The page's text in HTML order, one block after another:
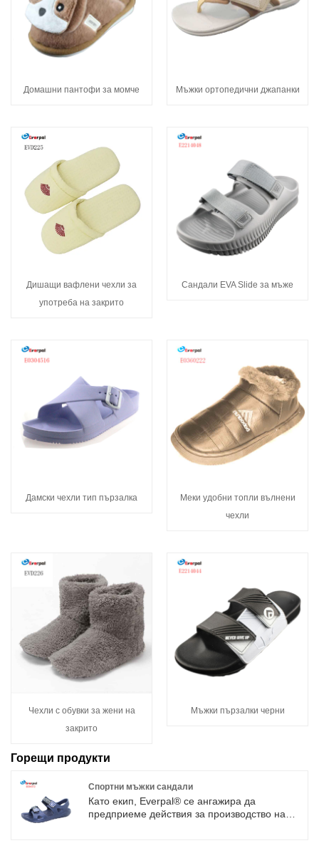
Домашни пантофи за момче Мъжки ортопедични джапанки
Дишащи вафлени чехли за
употреба на закрито
Сандали EVA Slide за мъже
Дамски чехли тип пързалка
Меки удобни топли вълнени
чехли
Чехли с обувки за жени на
закрито
Мъжки пързалки черни
Горещи продукти
Спортни мъжки сандали
Като екип, Everpal® се ангажира да
предприеме действия за производство на